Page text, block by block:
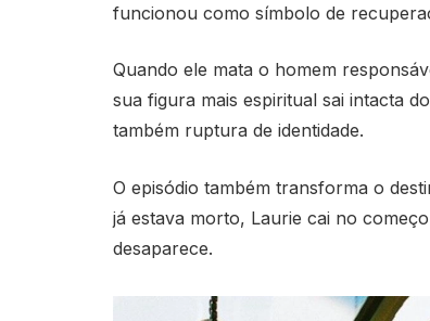
funcionou como símbolo de
Quando ele mata o homem
sua figura mais espiritual sai intacta
também ruptura de identidade.
O episódio também transforma o
já estava morto, Laurie cai no
desaparece.